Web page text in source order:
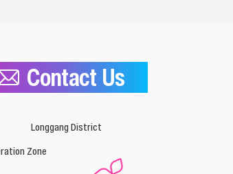
Contact Us
Longgang District
Zone